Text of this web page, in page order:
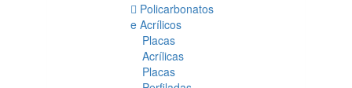
Policarbonatos
e Acrílicos
Placas
Acrílicas
Placas